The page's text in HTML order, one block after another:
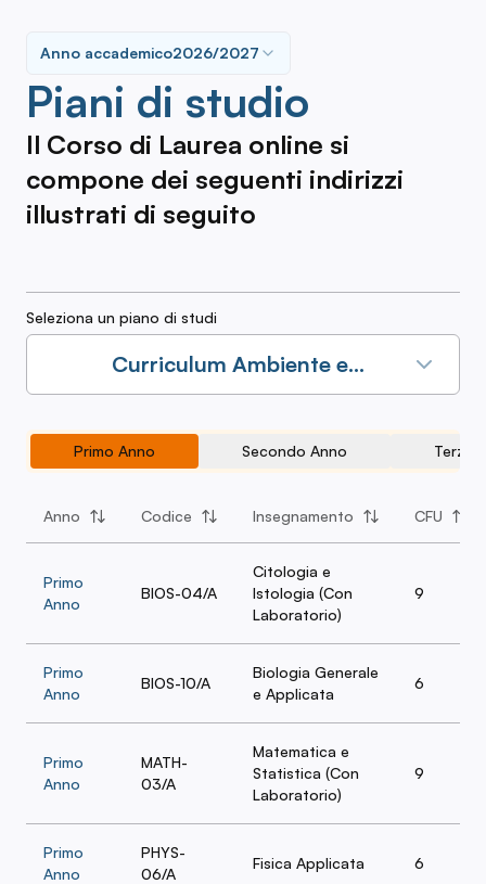
Piani di studio
Anno accademico2026/2027
Il Corso di Laurea online si
compone dei seguenti indirizzi
illustrati di seguito
Seleziona un piano di studi
Curriculum Ambiente e
Biodiversità 2026/2027
Primo Anno Secondo Anno Terzo
Anno Codice Insegnamento CFU
Primo
Anno
BIOS-04/A
Citologia e
Istologia (Con
Laboratorio)
9
Primo
Anno
BIOS-10/A
Biologia Generale
e Applicata
6
Primo
Anno
MATH-
03/A
Matematica e
Statistica (Con
Laboratorio)
9
Primo
Anno
PHYS-
06/A
Fisica Applicata 6